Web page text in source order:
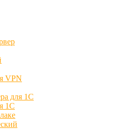
VPN
для 1С
1С